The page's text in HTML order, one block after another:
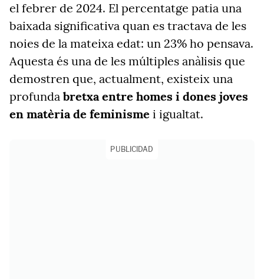
el febrer de 2024. El percentatge patia una
baixada significativa quan es tractava de les
noies de la mateixa edat: un 23% ho pensava.
Aquesta és una de les múltiples anàlisis que
demostren que, actualment, existeix una
profunda bretxa entre homes i dones joves
en matèria de feminisme i igualtat.
PUBLICIDAD